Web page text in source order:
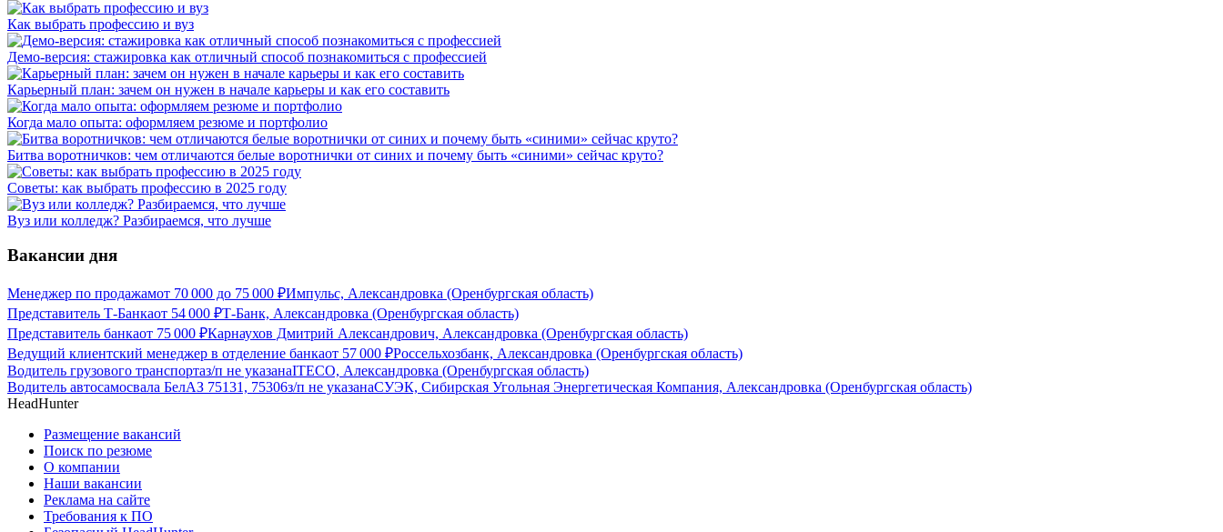
Как выбрать профессию и вуз
Демо-версия: стажировка как отличный способ познакомиться с профессией
Карьерный план: зачем он нужен в начале карьеры и как его составить
Когда мало опыта: оформляем резюме и портфолио
Битва воротничков: чем отличаются белые воротнички от синих и почему быть «синими» сейчас круто?
Советы: как выбрать профессию в 2025 году
Вуз или колледж? Разбираемся, что лучше
Вакансии дня
Менеджер по продажамот 70 000 до 75 000 ₽Импульс, Александровка (Оренбургская область)
Представитель Т-Банкаот 54 000 ₽Т-Банк, Александровка (Оренбургская область)
Представитель банкаот 75 000 ₽Карнаухов Дмитрий Александрович, Александровка (Оренбургская область)
Ведущий клиентский менеджер в отделение банкаот 57 000 ₽Россельхозбанк, Александровка (Оренбургская область)
Водитель грузового транспортаз/п не указанаITECO, Александровка (Оренбургская область)
Водитель автосамосвала БелАЗ 75131, 75306з/п не указанаСУЭК, Сибирская Угольная Энергетическая Компания, Александровка (Оренбургская область)
HeadHunter
Размещение вакансий
Поиск по резюме
О компании
Наши вакансии
Реклама на сайте
Требования к ПО